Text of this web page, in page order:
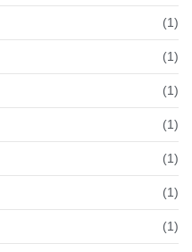
(1)
(1)
(1)
(1)
(1)
(1)
(1)